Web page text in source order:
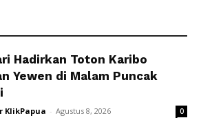
Hadirkan Toton Karibo
Yewen di Malam Puncak
KlikPapua - Agustus 8, 2026 0